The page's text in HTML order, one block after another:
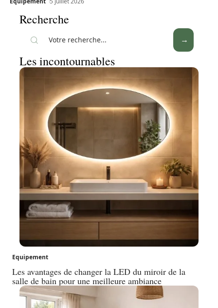
Recherche
Les incontournables
Equipement
Les avantages de changer la LED du miroir de la
salle de bain pour une meilleure ambiance